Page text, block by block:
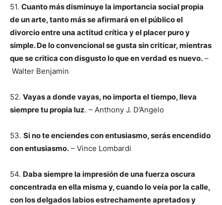
51. Cuanto más disminuye la importancia social propia
de un arte, tanto más se afirmará en el público el
divorcio entre una actitud crítica y el placer puro y
simple. De lo convencional se gusta sin criticar, mientras
que se critica con disgusto lo que en verdad es nuevo. –
Walter Benjamin
52. Vayas a donde vayas, no importa el tiempo, lleva
siempre tu propia luz. – Anthony J. D’Angelo
53. Si no te enciendes con entusiasmo, serás encendido
con entusiasmo. – Vince Lombardi
54. Daba siempre la impresión de una fuerza oscura
concentrada en ella misma y, cuando lo veía por la calle,
con los delgados labios estrechamente apretados y